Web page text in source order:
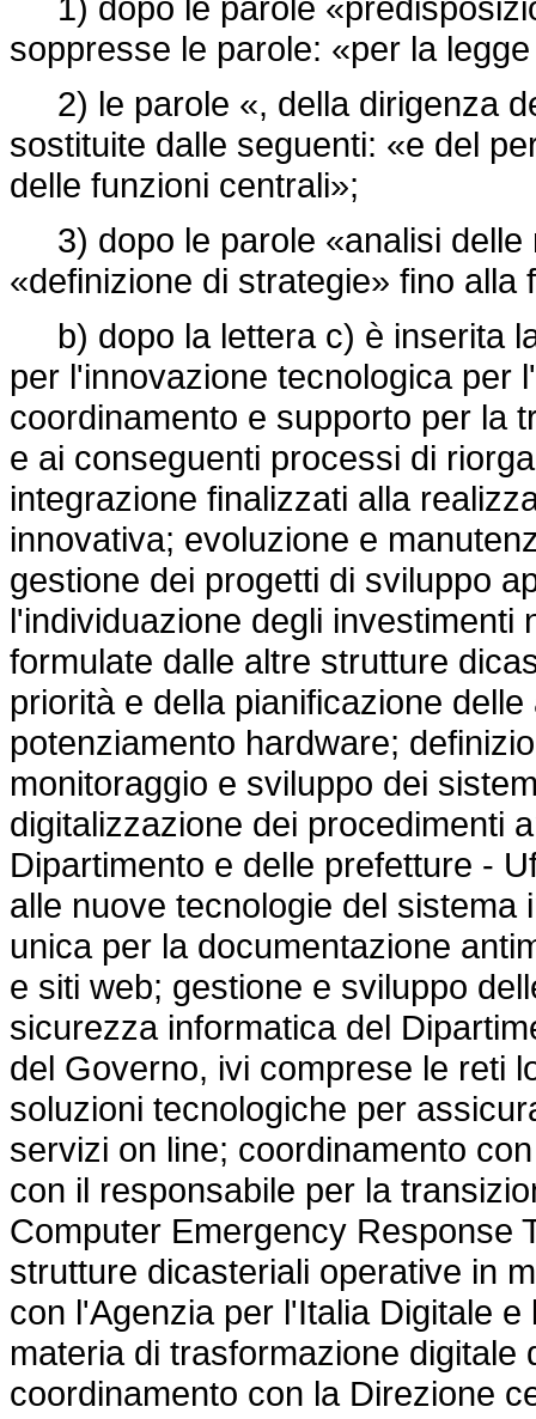
soppresse le parole: «per la
2) le parole «, della dirigenza
sostituite dalle seguenti: «e del
delle funzioni centrali»;
3) dopo le parole «analisi delle
«definizione di strategie» fino
b) dopo la lettera c) è inserita
per l'innovazione tecnologica per
coordinamento e supporto per la
e ai conseguenti processi di
integrazione finalizzati alla
innovativa; evoluzione e
gestione dei progetti di sviluppo
l'individuazione degli
formulate dalle altre strutture
priorità e della pianificazione
potenziamento hardware;
monitoraggio e sviluppo dei
digitalizzazione dei procedimenti
Dipartimento e delle prefetture -
alle nuove tecnologie del
unica per la documentazione
e siti web; gestione e sviluppo
sicurezza informatica del
del Governo, ivi comprese le reti
soluzioni tecnologiche per
servizi on line; coordinamento
con il responsabile per la
Computer Emergency Response
strutture dicasteriali operative in
con l'Agenzia per l'Italia Digitale
materia di trasformazione
coordinamento con la Direzione